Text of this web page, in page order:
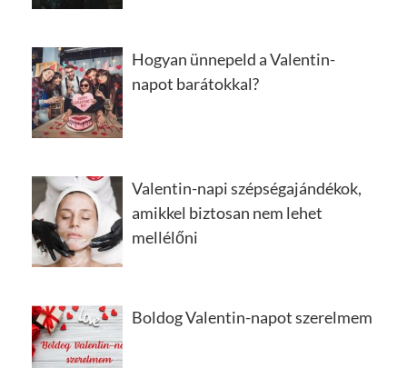
Hogyan ünnepeld a Valentin-
napot barátokkal?
Valentin-napi szépségajándékok,
amikkel biztosan nem lehet
mellélőni
Boldog Valentin-napot szerelmem